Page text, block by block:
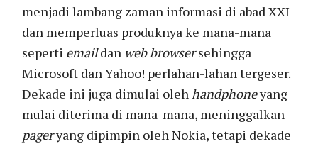
menjadi lambang zaman informasi di abad XXI
dan memperluas produknya ke mana-mana
seperti emaildan web browsersehingga
Microsoft dan Yahoo! perlahan-lahan tergeser.
Dekade ini juga dimulai olehhandphoneyang
mulai diterima di mana-mana, meninggalkan
pageryang dipimpin oleh Nokia, tetapi dekade